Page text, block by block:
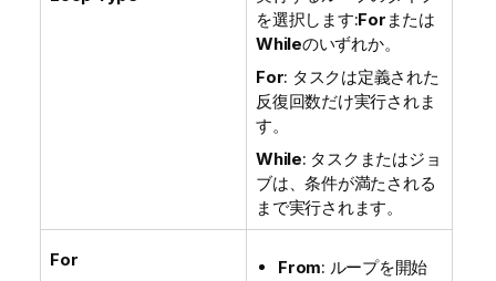
を選択します:For または
Whileのいずれか。
For: タスクは定義された
反復回数だけ実行されま
す。
While: タスクまたはジョ
ブは、条件が満たされる
まで実行されます。
For From: ループを開始